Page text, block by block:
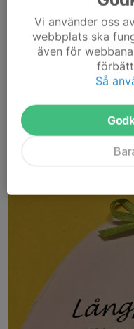
Extra årsmöte
0
Läs mer
Långfredag på
Vi använder oss
webbplats ska
även för
Så